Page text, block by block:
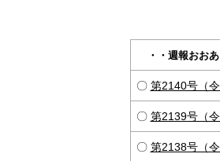
・・週報おお
〇 第2140号（
〇 第2139号（
〇 第2138号（